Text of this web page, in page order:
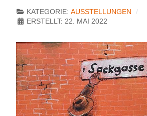
KATEGORIE: AUSSTELLUNGEN
ERSTELLT: 22. MAI 2022